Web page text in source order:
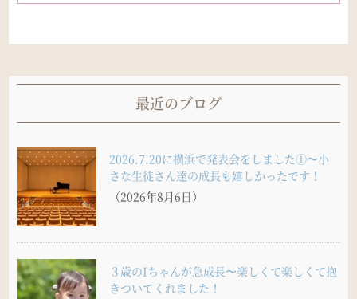
最近のブログ
2026.7.20に横浜で発表会をしました①〜小
さな生徒さん達の成長も嬉しかったです！
（2026年8月6日）
３歳のIちゃんが急成長〜楽しくて楽しくて抱
きついてくれました！